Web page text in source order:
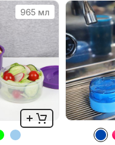
965 мл